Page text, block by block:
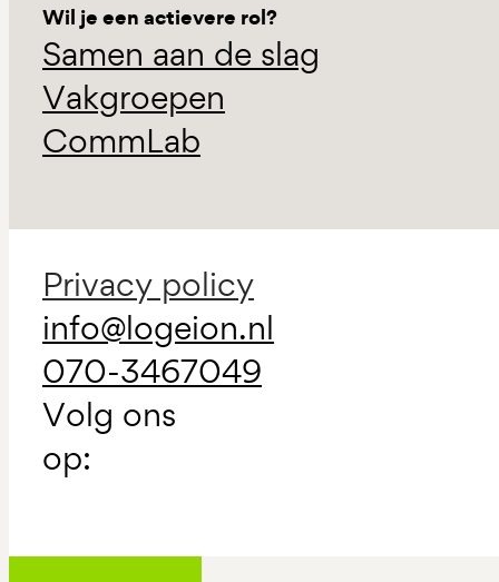
Wil je een actievere rol?
Samen aan de slag
Vakgroepen
CommLab
Privacy policy
info@logeion.nl
070-3467049
Volg ons
op: